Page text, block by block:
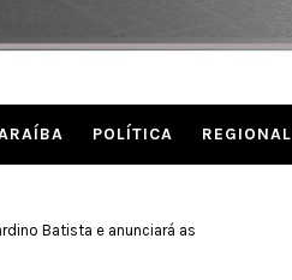
POLÍTICA REGIONAL
Batista e anunciará as